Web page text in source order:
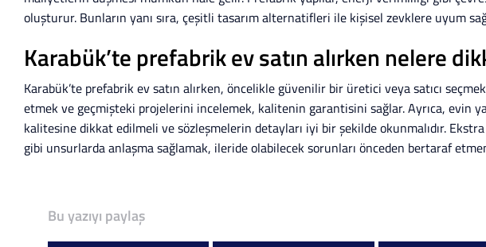
oluşturur. Bunların yanı sıra, çeşitli tasarım alternatifleri ile kişisel zevklere uyum
Karabük’te prefabrik ev satın alırken nelere
Karabük’te prefabrik ev satın alırken, öncelikle güvenilir bir üretici veya satıcı
etmek ve geçmişteki projelerini incelemek, kalitenin garantisini sağlar. Ayrıca, evin
kalitesine dikkat edilmeli ve sözleşmelerin detayları iyi bir şekilde okunmalıdır.
gibi unsurlarda anlaşma sağlamak, ileride olabilecek sorunları önceden bertaraf
Bu yazıyı paylaş